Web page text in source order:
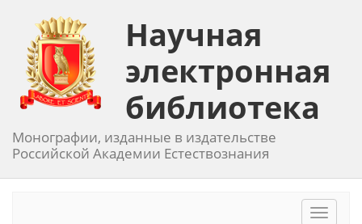
Научная
электронная
библиотека
Монографии, изданные в издательстве
Российской Академии Естествознания
Toggle